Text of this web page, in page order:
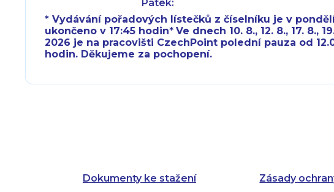
Dokumenty ke stažení Zásady
Pátek:
* Vydávání pořadových lístečků z číselníku je v
ukončeno v 17:45 hodin*Ve dnech 10. 8., 12. 8., 17. 8.,
2026 je na pracovišti CzechPoint polední pauza od
hodin. Děkujeme za pochopení.
Pátek: